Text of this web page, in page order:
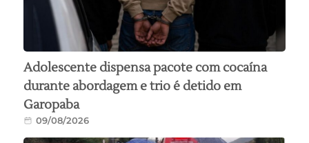
Adolescente dispensa pacote com cocaína
durante abordagem e trio é detido em
Garopaba
09/08/2026